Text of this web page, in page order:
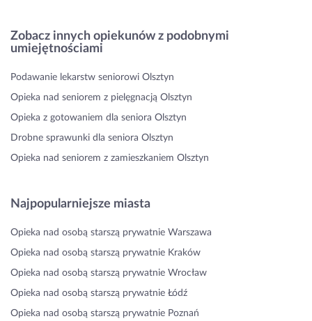
Zobacz innych opiekunów z podobnymi
umiejętnościami
Podawanie lekarstw seniorowi Olsztyn
Opieka nad seniorem z pielęgnacją Olsztyn
Opieka z gotowaniem dla seniora Olsztyn
Drobne sprawunki dla seniora Olsztyn
Opieka nad seniorem z zamieszkaniem Olsztyn
Najpopularniejsze miasta
Opieka nad osobą starszą prywatnie Warszawa
Opieka nad osobą starszą prywatnie Kraków
Opieka nad osobą starszą prywatnie Wrocław
Opieka nad osobą starszą prywatnie Łódź
Opieka nad osobą starszą prywatnie Poznań